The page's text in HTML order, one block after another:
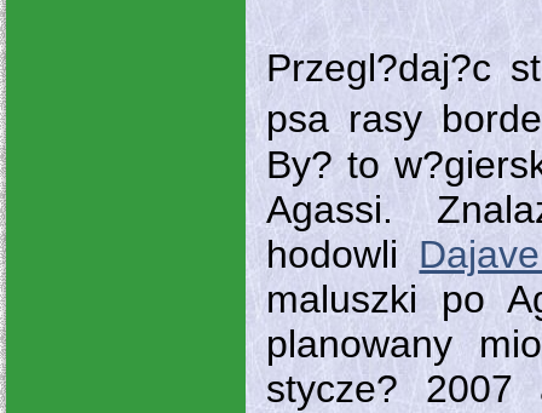
Przegl?daj?c
psa rasy
By? to
Agassi.
hodowli
maluszki po
planowany
stycze?